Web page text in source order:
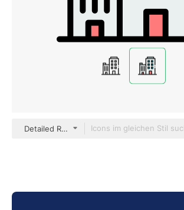
Detailed Rounded Lineal color